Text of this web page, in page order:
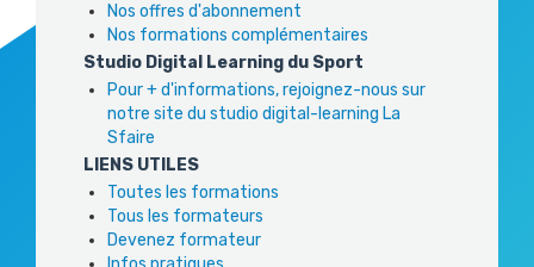
Nos offres d'abonnement
Nos formations complémentaires
Studio Digital Learning du Sport
Pour + d'informations, rejoignez-nous sur
notre site du studio digital-learning La
Sfaire
LIENS UTILES
Toutes les formations
Tous les formateurs
Devenez formateur